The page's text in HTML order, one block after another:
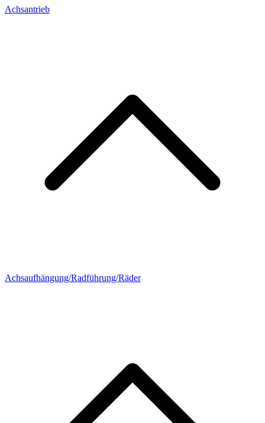
Achsantrieb
Achsaufhängung/Radführung/Räder